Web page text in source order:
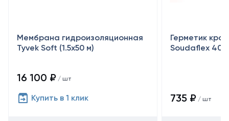
Мембрана гидроизоляционная
Tyvek Soft (1.5х50 м)
16 100 ₽ / шт
Купить в 1 клик
Герметик
Soudaflex 40
735 ₽ / шт